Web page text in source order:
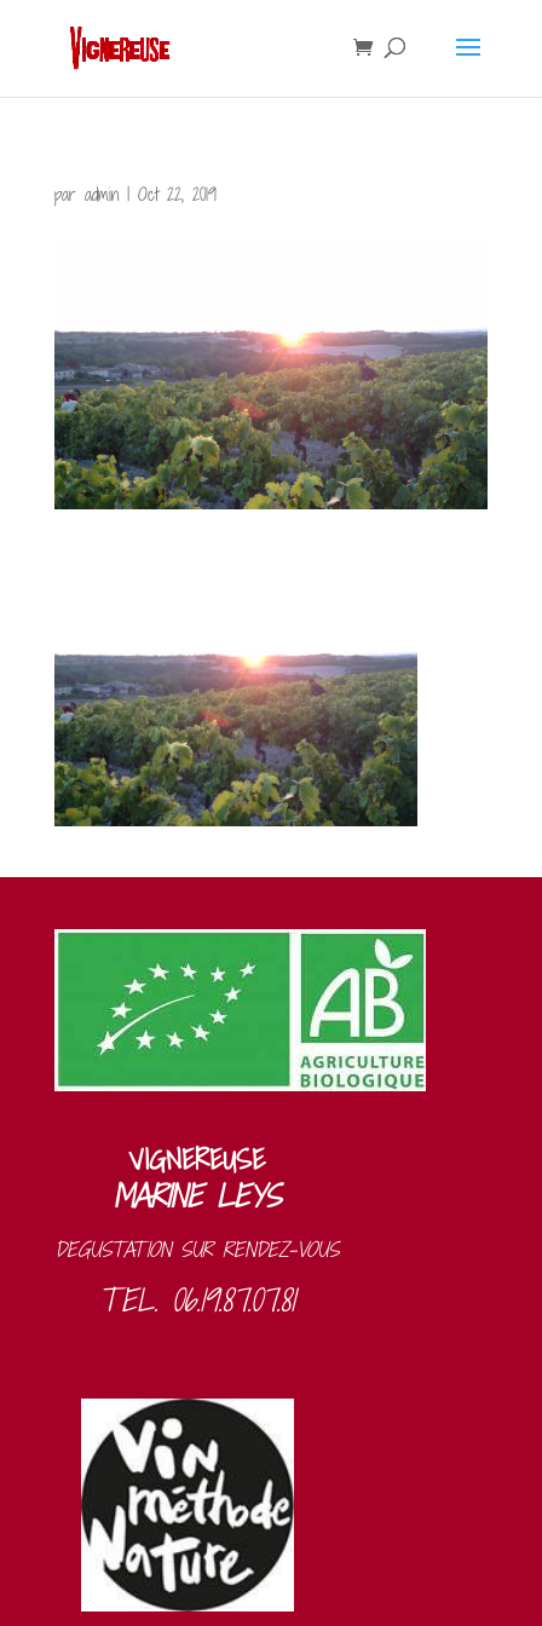
par admin| Oct 22, 2019
VIGNEREUSE
MARINE LEYS
DEGUSTATION SUR RENDEZ-VOUS
TEL. 06.19.87.07.81